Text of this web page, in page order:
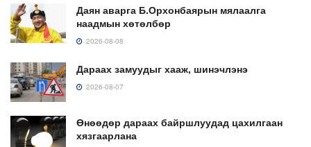
Даян аварга Б.Орхонбаярын мялаалга
наадмын хөтөлбөр
2026-08-08
Дараах замуудыг хааж, шинэчлэнэ
2026-08-07
Өнөөдөр дараах байршлуудад цахилгаан
хязгаарлана